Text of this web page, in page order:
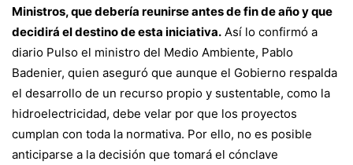
Ministros, que debería reunirse antes de fin de año y que
decidirá el destino de esta iniciativa. Así lo confirmó a
diario Pulso el ministro del Medio Ambiente, Pablo
Badenier, quien aseguró que aunque el Gobierno respalda
el desarrollo de un recurso propio y sustentable, como la
hidroelectricidad, debe velar por que los proyectos
cumplan con toda la normativa. Por ello, no es posible
anticiparse a la decisión que tomará el cónclave